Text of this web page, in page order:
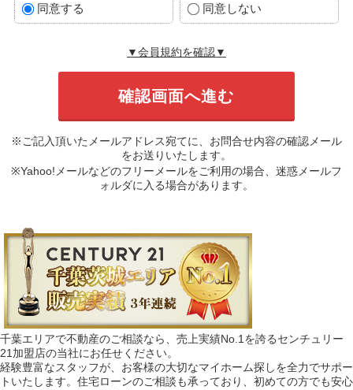
同意する 同意しない
▼会員規約を確認▼
※ご記入頂いたメールアドレス宛てに、お問合せ内容の確認メール
をお送りいたします。
※Yahoo!メールなどのフリーメールをご利用の場合、迷惑メールフ
ォルダに入る場合があります。
千葉エリアで不動産のご相談なら、売上実績No.1を誇るセンチュリー
21加盟店の当社にお任せください。
経験豊富なスタッフが、お客様の大切なマイホーム探しを全力でサポー
トいたします。住宅ローンのご相談も承っており、初めての方でも安心